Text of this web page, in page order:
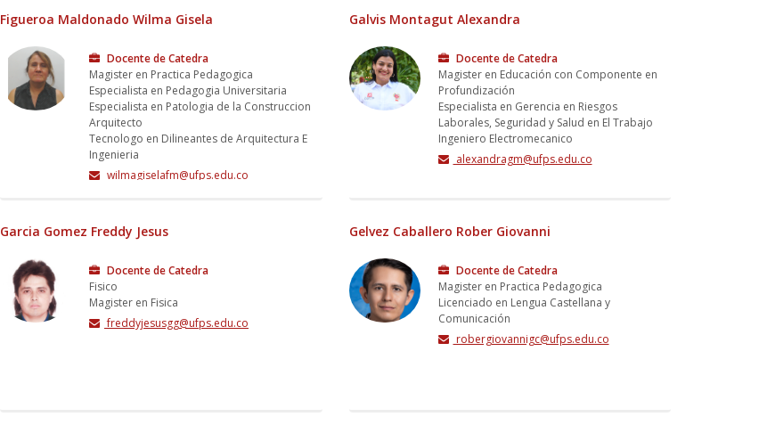
Figueroa Maldonado Wilma Gisela
Docente de Catedra
Magister en Practica Pedagogica
Especialista en Pedagogia Universitaria
Especialista en Patologia de la Construccion
Arquitecto
Tecnologo en Dilineantes de Arquitectura E
Ingenieria
wilmagiselafm@ufps.edu.co
Galvis Montagut Alexandra
Docente de Catedra
Magister en Educación con Componente en
Profundización
Especialista en Gerencia en Riesgos
Laborales, Seguridad y Salud en El Trabajo
Ingeniero Electromecanico
alexandragm@ufps.edu.co
Garcia Gomez Freddy Jesus
Docente de Catedra
Fisico
Magister en Fisica
freddyjesusgg@ufps.edu.co
Gelvez Caballero Rober Giovanni
Docente de Catedra
Magister en Practica Pedagogica
Licenciado en Lengua Castellana y
Comunicación
robergiovannigc@ufps.edu.co